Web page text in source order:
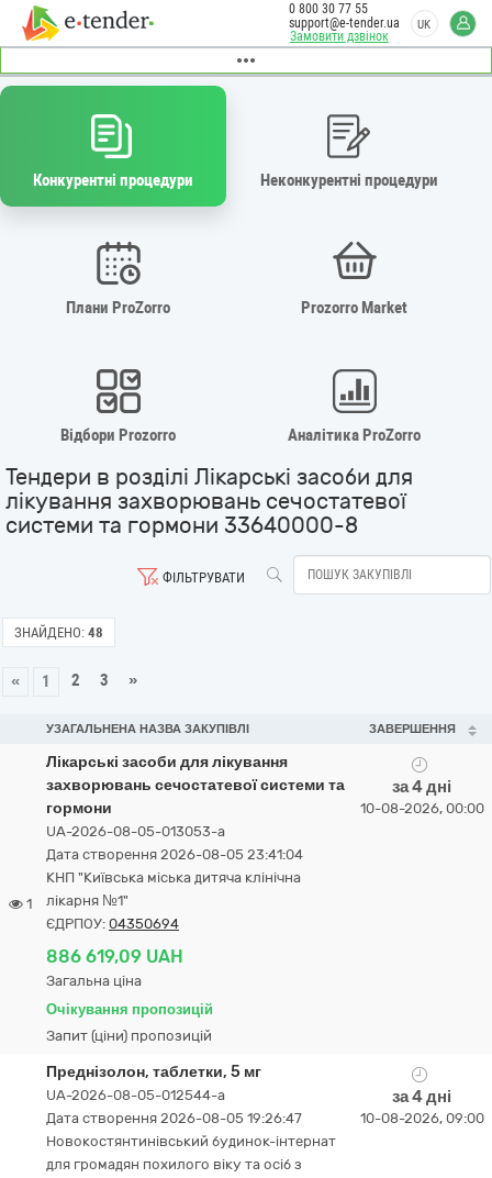
Замовити дзвінок
0 800 30 77 55
support@e-tender.ua
UK
Конкурентні процедури Неконкурентні процедури
Плани ProZorro Prozorro Market
Відбори Prozorro Аналітика ProZorro
Тендери в розділі Лікарські засоби для
лікування захворювань сечостатевої
системи та гормони 33640000-8
ФІЛЬТРУВАТИ
ЗНАЙДЕНО: 48
« 1 2 3 »
УЗАГАЛЬНЕНА НАЗВА ЗАКУПІВЛІ ЗАВЕРШЕННЯ
1
Лікарські засоби для лікування
захворювань сечостатевої системи та
гормони
UA-2026-08-05-013053-a
Дата створення 2026-08-05 23:41:04
КНП "Київська міська дитяча клінічна
лікарня №1"
ЄДРПОУ: 04350694
886 619,09 UAH
Загальна ціна
Очікування пропозицій
Запит (ціни) пропозицій
за 4 дні
10-08-2026, 00:00
Преднізолон, таблетки, 5 мг
UA-2026-08-05-012544-a
Дата створення 2026-08-05 19:26:47
Новокостянтинівський будинок-інтернат
для громадян похилого віку та осіб з
за 4 дні
10-08-2026, 09:00